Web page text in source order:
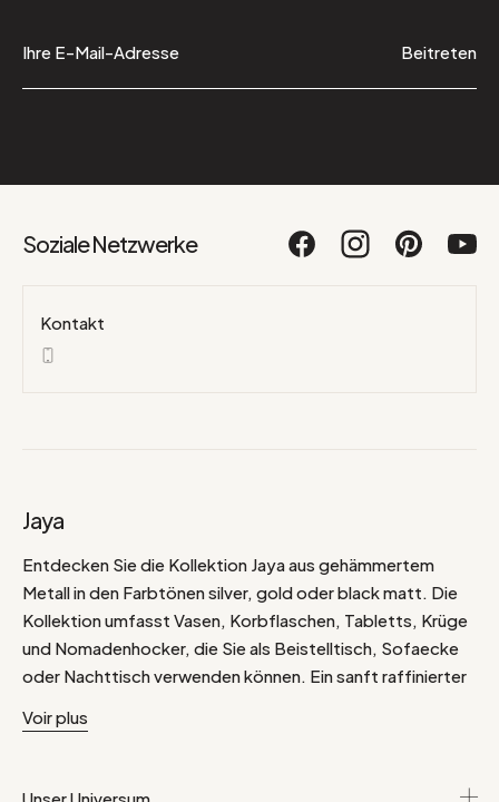
Beitreten
Soziale Netzwerke
Kontakt
Jaya
Entdecken Sie die Kollektion Jaya aus gehämmertem
Metall in den Farbtönen silver, gold oder black matt. Die
Kollektion umfasst Vasen, Korbflaschen, Tabletts, Krüge
und Nomadenhocker, die Sie als Beistelltisch, Sofaecke
oder Nachttisch verwenden können. Ein sanft raffinierter
verleiht. Das Tablett reflektiert den Kerzenschein, die
Voir plus